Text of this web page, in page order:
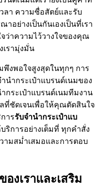
ลา ความซื่อสัตย์และรับ
อย่างเป็นกันเองเป็นที่เรา
ว่าความไว้วางใจของคุณ
รามุ่งมั่น
งพอใจสูงสุดในทุกๆ การ
นำกระเป๋าแบรนด์เนมของ
กระเป๋าแบรนด์เนมทีมงาน
ที่ชัดเจนเพื่อให้คุณตัดสินใจ
ารรับจำนำกระเป๋าแบ
ริการอย่างเต็มที่ ทุกคำสั่ง
ามสม่ำเสมอและการตอบ
งเราและเสริม